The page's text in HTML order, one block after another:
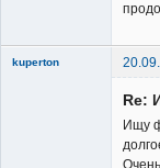
kuperton
Re:
Ищу